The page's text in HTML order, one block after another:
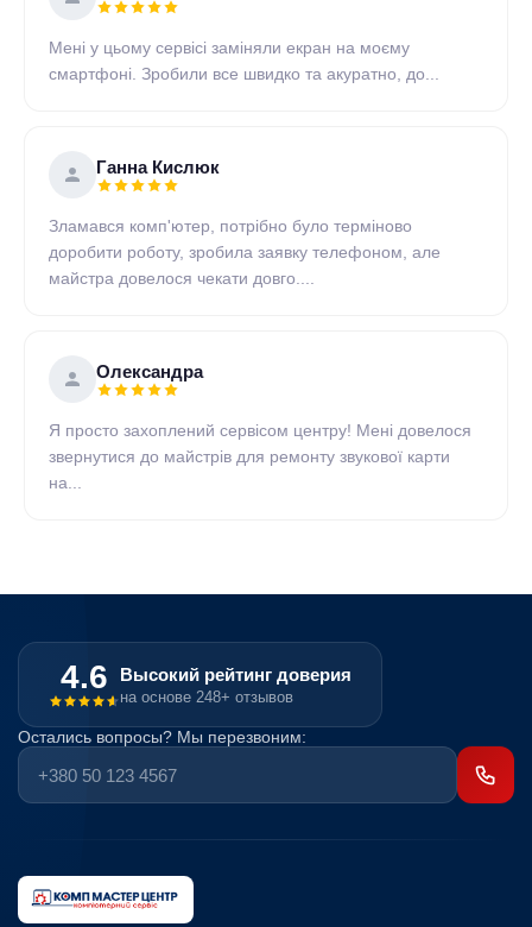
Мені у цьому сервісі заміняли екран на моєму
смартфоні. Зробили все швидко та акуратно, до...
Ганна Кислюк
Зламався комп'ютер, потрібно було терміново
доробити роботу, зробила заявку телефоном, але
майстра довелося чекати довго....
Олександра
Я просто захоплений сервісом центру! Мені довелося
звернутися до майстрів для ремонту звукової карти
на...
4.6 Высокий рейтинг доверия
на основе 248+ отзывов
Остались вопросы? Мы перезвоним: